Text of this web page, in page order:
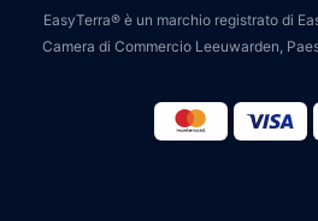
EasyTerra® è un marchio registrato di
Camera di Commercio Leeuwarden,